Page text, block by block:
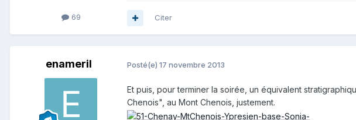
69 Citer
enameril Posté(e) 17 novembre 2013
Et puis, pour terminer la soirée, un équivalent
Chenois", au Mont Chenois, justement.